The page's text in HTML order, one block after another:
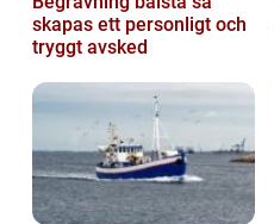
skapas ett personligt och
tryggt avsked